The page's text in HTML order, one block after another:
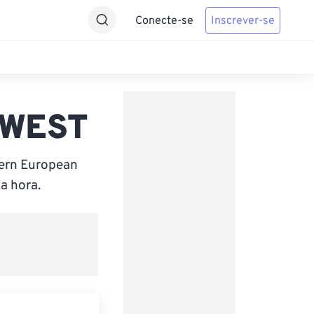
Conecte-se Inscrever-se
European
hora.